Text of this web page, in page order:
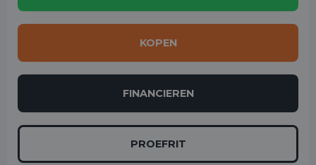
KOPEN
FINANCIEREN
PROEFRIT